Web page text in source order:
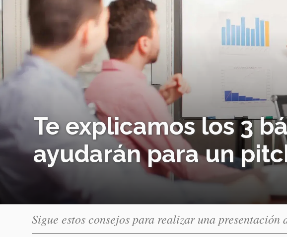
Te explicamos los 3
ayudarán para un
Sigue estos consejos para realizar una presentación